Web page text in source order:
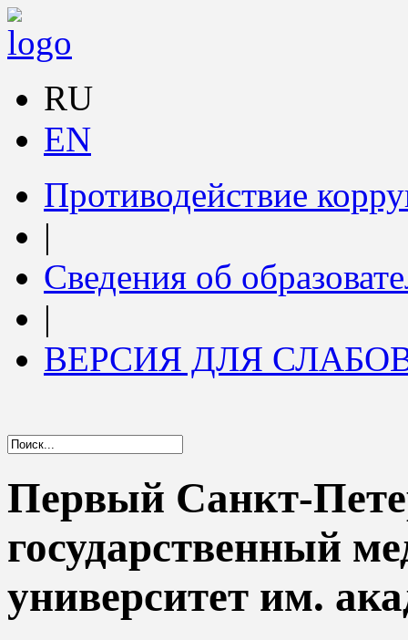
RU
EN
Противодействие
|
Сведения об
|
ВЕРСИЯ ДЛЯ
Первый Санкт-
государственный
университет им.